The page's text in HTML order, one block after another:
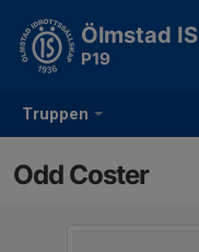
Truppen
Ölmstad IS
P19
Odd Coster